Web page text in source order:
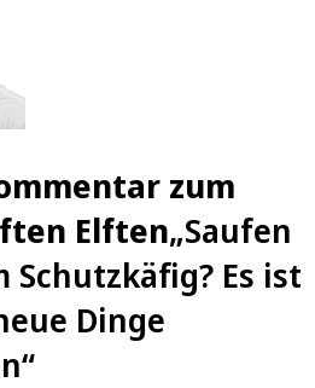
zum
Elften„Saufen
Schutzkäfig? Es ist
Dinge